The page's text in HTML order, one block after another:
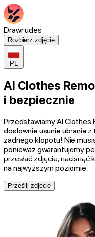
Drawnudes
Rozbierz zdjęcie
PL
AI Clothes
i bezpiecznie
Przedstawiamy AI Clothes
dosłownie usunie ubrania
żadnego kłopotu! Nie
ponieważ gwarantujemy
przesłać zdjęcie, nacisnąć
na najwyższym poziomie.
Prześlij zdjęcie